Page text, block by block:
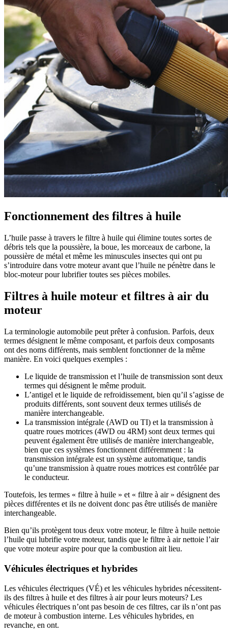
Fonctionnement des filtres à huile
L’huile passe à travers le filtre à huile qui élimine toutes sortes de
débris tels que la poussière, la boue, les morceaux de carbone, la
poussière de métal et même les minuscules insectes qui ont pu
s’introduire dans votre moteur avant que l’huile ne pénètre dans le
bloc-moteur pour lubrifier toutes ses pièces mobiles.
Filtres à huile moteur et filtres à air du
moteur
La terminologie automobile peut prêter à confusion. Parfois, deux
termes désignent le même composant, et parfois deux composants
ont des noms différents, mais semblent fonctionner de la même
manière. En voici quelques exemples :
Le liquide de transmission et l’huile de transmission sont deux
termes qui désignent le même produit.
L’antigel et le liquide de refroidissement, bien qu’il s’agisse de
produits différents, sont souvent deux termes utilisés de
manière interchangeable.
La transmission intégrale (AWD ou TI) et la transmission à
quatre roues motrices (4WD ou 4RM) sont deux termes qui
peuvent également être utilisés de manière interchangeable,
bien que ces systèmes fonctionnent différemment : la
transmission intégrale est un système automatique, tandis
qu’une transmission à quatre roues motrices est contrôlée par
le conducteur.
Toutefois, les termes « filtre à huile » et « filtre à air » désignent des
pièces différentes et ils ne doivent donc pas être utilisés de manière
interchangeable.
Bien qu’ils protègent tous deux votre moteur, le filtre à huile nettoie
l’huile qui lubrifie votre moteur, tandis que le filtre à air nettoie l’air
que votre moteur aspire pour que la combustion ait lieu.
Véhicules électriques et hybrides
Les véhicules électriques (VÉ) et les véhicules hybrides nécessitent-
ils des filtres à huile et des filtres à air pour leurs moteurs? Les
véhicules électriques n’ont pas besoin de ces filtres, car ils n’ont pas
de moteur à combustion interne. Les véhicules hybrides, en
revanche, en ont.